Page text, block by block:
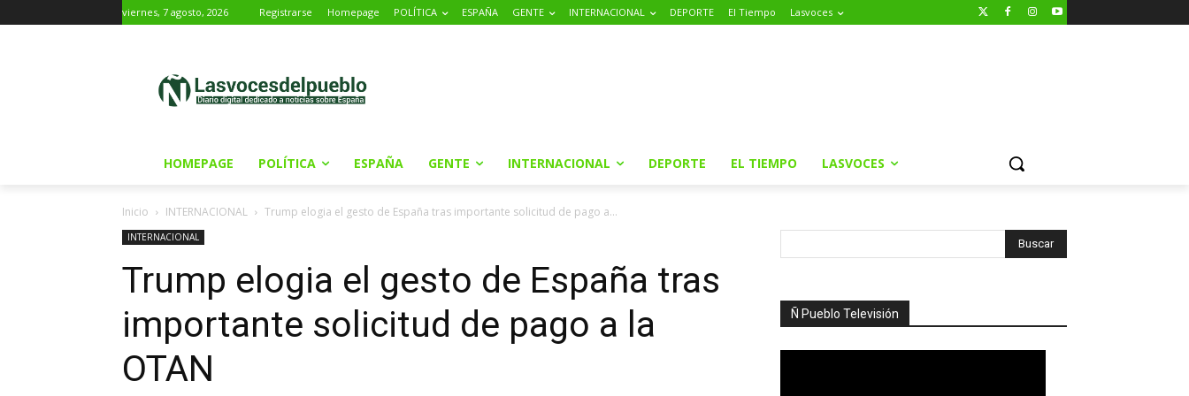
viernes, 7 agosto, 2026 Registrarse Homepage POLÍTICA ESPAÑA GENTE INTERNACIONAL DEPORTE El Tiempo Lasvoces
HOMEPAGE POLÍTICA ESPAÑA GENTE INTERNACIONAL DEPORTE EL TIEMPO LASVOCES
Inicio INTERNACIONAL Trump elogia el gesto de España tras importante solicitud de pago a...
INTERNACIONAL
Trump elogia el gesto de España tras
importante solicitud de pago a la
OTAN
Ñ Pueblo Televisión